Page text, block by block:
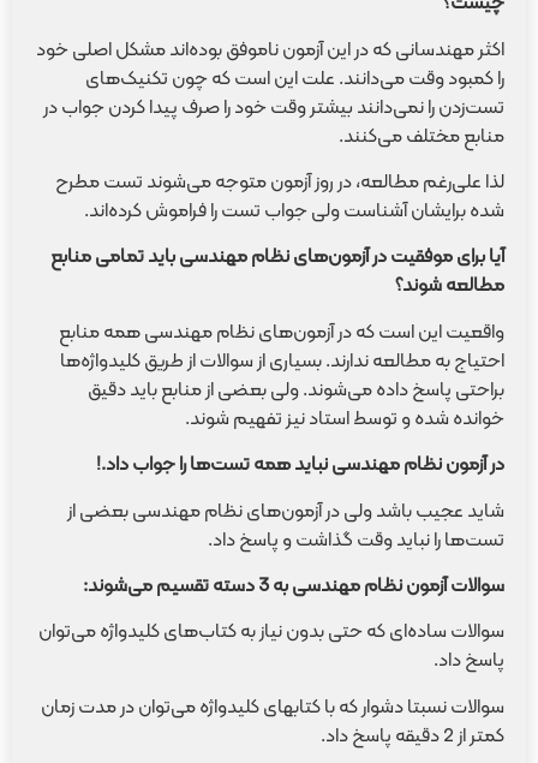
اکثر مهندسانی که در این آزمون ناموفق بوده‌اند مشکل اصلی خود
را کمبود وقت می‌دانند. علت این است که چون تکنیک‌های
تست‌زدن را نمی‌دانند بیشتر وقت خود را صرف پیدا کردن جواب در
منابع مختلف می‌کنند.
لذا علی‌رغم مطالعه، در روز آزمون متوجه می‌شوند تست مطرح
شده برایشان آشناست ولی جواب تست را فراموش کرده‌اند.
آیا برای موفقیت در آزمون‌های نظام مهندسی باید تمامی منابع
مطالعه شوند؟
واقعیت این است که در آزمون‌های نظام مهندسی همه منابع
احتیاج به مطالعه ندارند. بسیاری از سوالات از طریق کلیدواژه‌ها
براحتی پاسخ داده می‌شوند. ولی بعضی از منابع باید دقیق
خوانده شده و توسط استاد نیز تفهیم شوند.
در آزمون نظام مهندسی نباید همه تست‌ها را جواب داد.!
شاید عجیب باشد ولی در آزمون‌های نظام مهندسی بعضی از
تست‌ها را نباید وقت گذاشت و پاسخ داد.
سوالات آزمون نظام مهندسی به 3 دسته تقسیم می‌شوند
:
سوالات ساده‌ای که حتی بدون نیاز به کتاب‌های کلیدواژه‌ می‌توان
پاسخ داد.
سوالات نسبتا دشوار که با کتابهای کلیدواژه می‌توان در مدت زمان
کمتر از 2 دقیقه پاسخ داد.